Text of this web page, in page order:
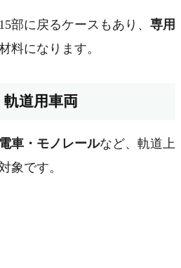
部に戻るケースもあり、 専用
料になります。
軌道用車両
車・モノレールなど、軌道上
象です。